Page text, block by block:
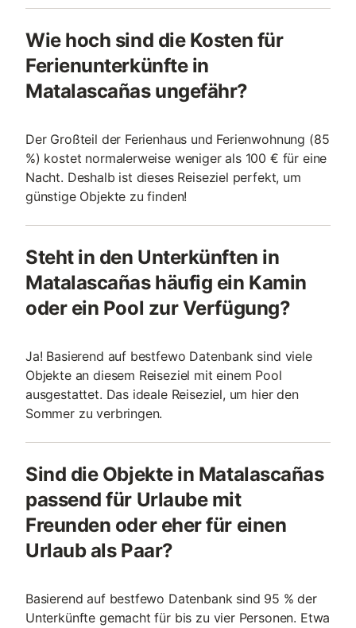
Wie hoch sind die Kosten für
Ferienunterkünfte in
Matalascañas ungefähr?
Der Großteil der Ferienhaus und Ferienwohnung (85
%) kostet normalerweise weniger als 100 € für eine
Nacht. Deshalb ist dieses Reiseziel perfekt, um
günstige Objekte zu finden!
Steht in den Unterkünften in
Matalascañas häufig ein Kamin
oder ein Pool zur Verfügung?
Ja! Basierend auf bestfewo Datenbank sind viele
Objekte an diesem Reiseziel mit einem Pool
ausgestattet. Das ideale Reiseziel, um hier den
Sommer zu verbringen.
Sind die Objekte in Matalascañas
passend für Urlaube mit
Freunden oder eher für einen
Urlaub als Paar?
Basierend auf bestfewo Datenbank sind 95 % der
Unterkünfte gemacht für bis zu vier Personen. Etwa